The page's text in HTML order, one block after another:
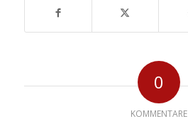
0
KOMMENTARE